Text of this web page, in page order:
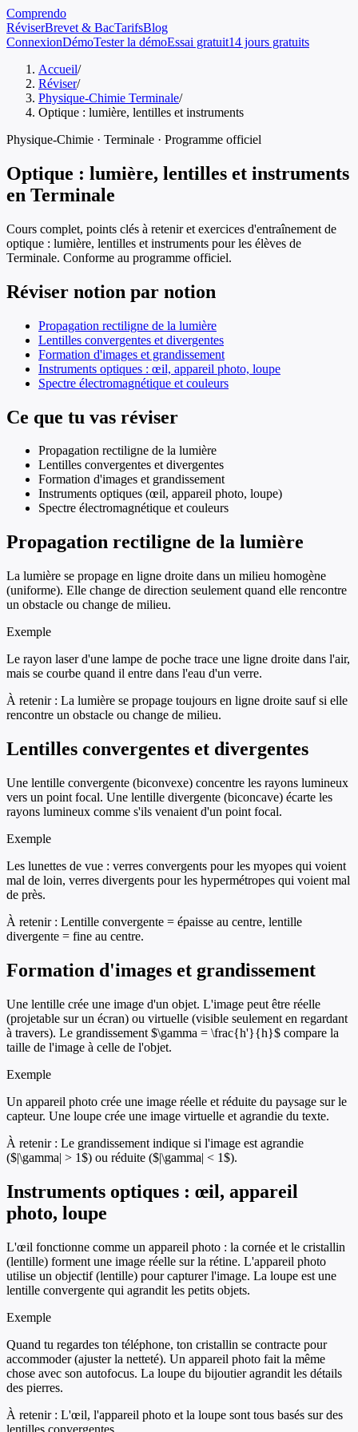
Comprendo
RéviserBrevet & BacTarifsBlog
ConnexionDémoTester la démoEssai gratuit14 jours gratuits
Accueil/
Réviser/
Physique-Chimie Terminale/
Optique : lumière, lentilles et instruments
Physique-Chimie · Terminale · Programme officiel
Optique : lumière, lentilles et instruments
en Terminale
Cours complet, points clés à retenir et exercices d'entraînement de
optique : lumière, lentilles et instruments pour les élèves de
Terminale. Conforme au programme officiel.
Réviser notion par notion
Propagation rectiligne de la lumière
Lentilles convergentes et divergentes
Formation d'images et grandissement
Instruments optiques : œil, appareil photo, loupe
Spectre électromagnétique et couleurs
Ce que tu vas réviser
Propagation rectiligne de la lumière
Lentilles convergentes et divergentes
Formation d'images et grandissement
Instruments optiques (œil, appareil photo, loupe)
Spectre électromagnétique et couleurs
Propagation rectiligne de la lumière
La lumière se propage en ligne droite dans un milieu homogène
(uniforme). Elle change de direction seulement quand elle rencontre
un obstacle ou change de milieu.
Exemple
Le rayon laser d'une lampe de poche trace une ligne droite dans l'air,
mais se courbe quand il entre dans l'eau d'un verre.
À retenir : La lumière se propage toujours en ligne droite sauf si elle
rencontre un obstacle ou change de milieu.
Lentilles convergentes et divergentes
Une lentille convergente (biconvexe) concentre les rayons lumineux
vers un point focal. Une lentille divergente (biconcave) écarte les
rayons lumineux comme s'ils venaient d'un point focal.
Exemple
Les lunettes de vue : verres convergents pour les myopes qui voient
mal de loin, verres divergents pour les hypermétropes qui voient mal
de près.
À retenir : Lentille convergente = épaisse au centre, lentille
divergente = fine au centre.
Formation d'images et grandissement
Une lentille crée une image d'un objet. L'image peut être réelle
(projetable sur un écran) ou virtuelle (visible seulement en regardant
à travers). Le grandissement $\gamma = \frac{h'}{h}$ compare la
taille de l'image à celle de l'objet.
Exemple
Un appareil photo crée une image réelle et réduite du paysage sur le
capteur. Une loupe crée une image virtuelle et agrandie du texte.
À retenir : Le grandissement indique si l'image est agrandie
($|\gamma| > 1$) ou réduite ($|\gamma| < 1$).
Instruments optiques : œil, appareil
photo, loupe
L'œil fonctionne comme un appareil photo : la cornée et le cristallin
(lentille) forment une image réelle sur la rétine. L'appareil photo
utilise un objectif (lentille) pour capturer l'image. La loupe est une
lentille convergente qui agrandit les petits objets.
Exemple
Quand tu regardes ton téléphone, ton cristallin se contracte pour
accommoder (ajuster la netteté). Un appareil photo fait la même
chose avec son autofocus. La loupe du bijoutier agrandit les détails
des pierres.
À retenir : L'œil, l'appareil photo et la loupe sont tous basés sur des
lentilles convergentes.